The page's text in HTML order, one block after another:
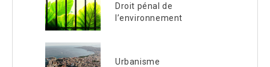
Droit pénal de
l’environnement
Urbanisme